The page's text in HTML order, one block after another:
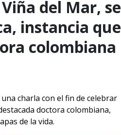
del Mar, se
instancia que
colombiana
charla con el fin de celebrar
doctora colombiana,
de la vida.